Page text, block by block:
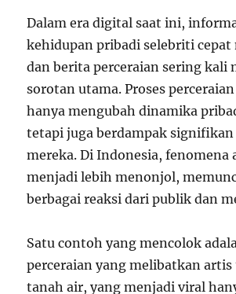
Dalam era digital saat ini,
kehidupan pribadi selebriti cepat
dan berita perceraian sering kali
sorotan utama. Proses
hanya mengubah dinamika
tetapi juga berdampak signifikan
mereka. Di Indonesia, fenomena
menjadi lebih menonjol,
berbagai reaksi dari publik dan
Satu contoh yang mencolok
perceraian yang melibatkan
tanah air, yang menjadi viral